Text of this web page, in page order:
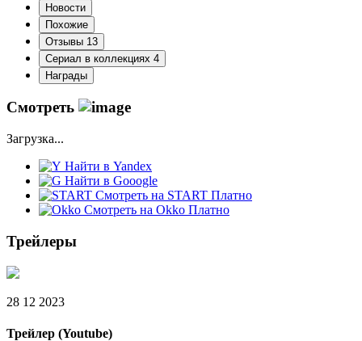
Новости
Похожие
Отзывы 13
Сериал в коллекциях 4
Награды
Смотреть
Загрузка...
Найти в Yandex
Найти в Gooogle
Cмотреть на START Платно
Cмотреть на Okko Платно
Трейлеры
28 12 2023
Трейлер (Youtube)